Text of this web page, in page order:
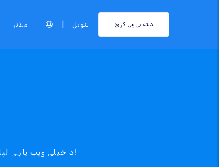
ملاتړ ننوتل دلته یې پیل کړئ
د خپلې ویب پاڼې لپاره سم فورمې ادغامونه ومومئ او په اسانۍ سره یې په هیڅ وخت کې اضافه کړئ!